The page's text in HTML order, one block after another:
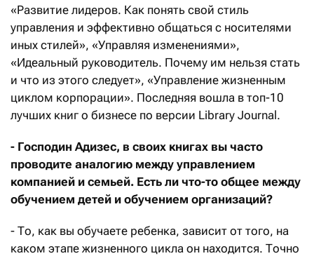
«Развитие лидеров. Как понять свой стиль
управления и эффективно общаться с носителями
иных стилей», «Управляя изменениями»,
«Идеальный руководитель. Почему им нельзя стать
и что из этого следует», «Управление жизненным
циклом корпорации». Последняя вошла в топ-10
лучших книг о бизнесе по версии Library Journal.
- Господин Адизес, в своих книгах вы часто
проводите аналогию между управлением
компанией и семьей. Есть ли что-то общее между
обучением детей и обучением организаций?
- То, как вы обучаете ребенка, зависит от того, на
каком этапе жизненного цикла он находится. Точно